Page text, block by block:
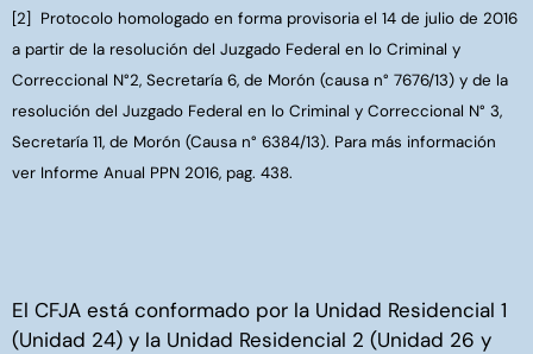
[2]
Protocolo homologado en forma provisoria el 14 de julio de 2016
a partir de la resolución del Juzgado Federal en lo Criminal y
Correccional N°2, Secretaría 6, de Morón (causa n° 7676/13) y de la
resolución del Juzgado Federal en lo Criminal y Correccional N° 3,
Secretaría 11, de Morón (Causa n° 6384/13). Para más información
ver Informe Anual PPN 2016, pag. 438.
El CFJA está conformado por la Unidad Residencial 1
(Unidad 24) y la Unidad Residencial 2 (Unidad 26 y